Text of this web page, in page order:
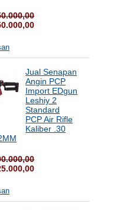
Jual Senapan
Angin PCP
Import EDgun
Leshiy 2
Standard
PCP Air Rifle
Kaliber .30